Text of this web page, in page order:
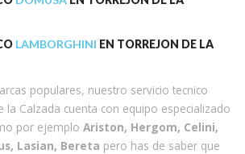
LAMBORGHINI EN TORREJON DE LA
populares, nuestro servicio tecnico
la Calzada cuenta con equipo especializado
por ejemplo Ariston, Hergom, Celini,
Lasian, Bereta pero has de saber que